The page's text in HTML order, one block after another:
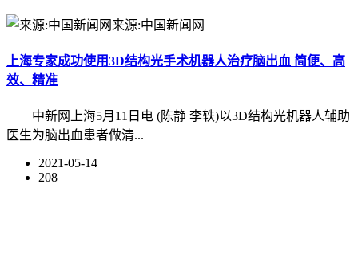
来源:中国新闻网
上海专家成功使用3D结构光手术机器人治疗脑出血 简便、高
效、精准
中新网上海5月11日电 (陈静 李轶)以3D结构光机器人辅助
医生为脑出血患者做清...
2021-05-14
208